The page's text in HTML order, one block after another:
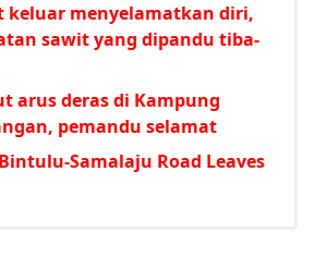
keluar menyelamatkan diri,
sawit yang dipandu tiba-
arus deras di Kampung
pemandu selamat
Samalaju Road Leaves